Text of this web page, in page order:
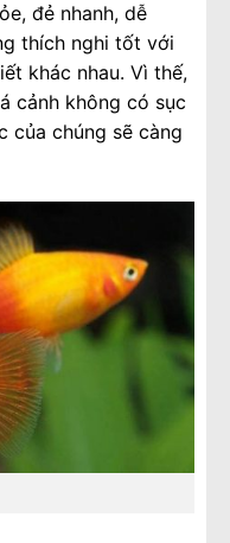
đẻ nhanh, dễ
thích nghi tốt với
khác nhau. Vì thế,
cảnh không có sục
của chúng sẽ càng